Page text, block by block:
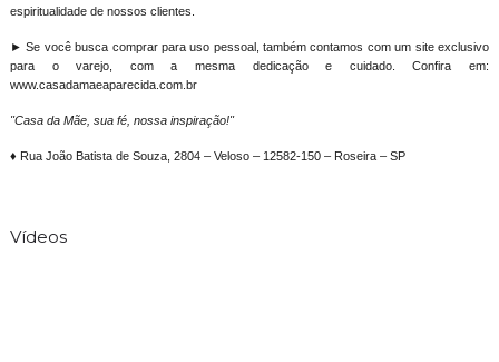
espiritualidade de nossos clientes.
► Se você busca comprar para uso pessoal, também contamos com um site exclusivo
para o varejo, com a mesma dedicação e cuidado. Confira em:
www.casadamaeaparecida.com.br
"Casa da Mãe, sua fé, nossa inspiração!"
♦ Rua João Batista de Souza, 2804 – Veloso – 12582-150 – Roseira – SP
Vídeos